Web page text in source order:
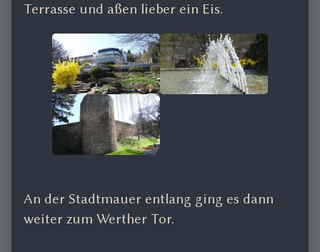
Terrasse und aßen lieber ein Eis.
An der Stadtmauer entlang ging es dann
weiter zum Werther Tor.